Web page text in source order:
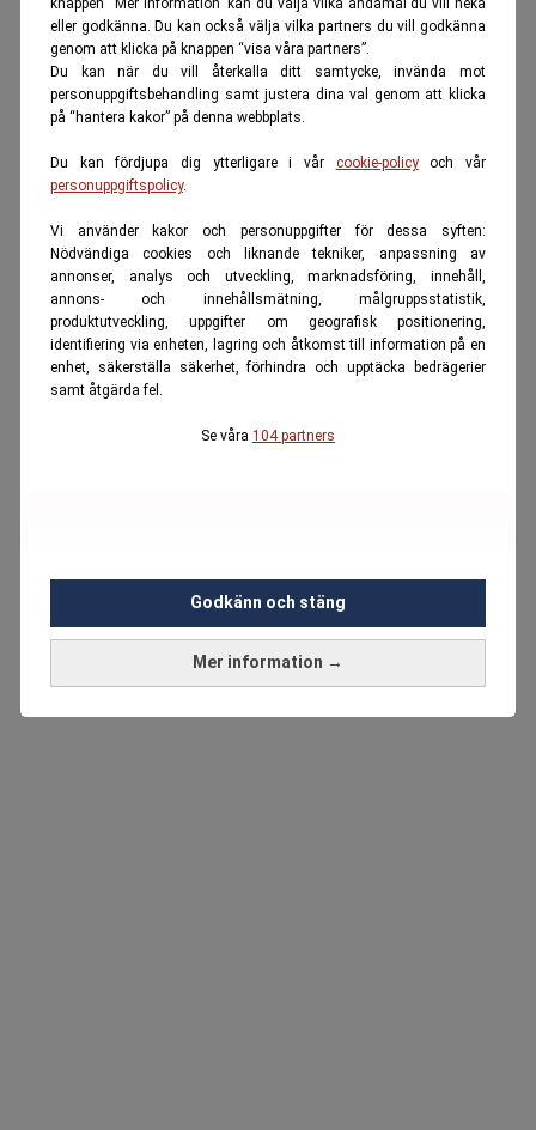
eller godkänna. Du kan också välja vilka partners du vill godkänna
genom att klicka på knappen “visa våra partners”.
Du kan när du vill återkalla ditt samtycke, invända mot
personuppgiftsbehandling samt justera dina val genom att klicka
på “hantera kakor” på denna webbplats.
Du kan fördjupa dig ytterligare i vår cookie-policyoch vår
personuppgiftspolicy.
Vi använder kakor och personuppgifter för dessa syften:
Nödvändiga cookies och liknande tekniker, anpassning av
annonser, analys och utveckling, marknadsföring, innehåll,
annons- och innehållsmätning, målgruppsstatistik,
produktutveckling, uppgifter om geografisk positionering,
identifiering via enheten, lagring och åtkomst till information på en
enhet, säkerställa säkerhet, förhindra och upptäcka bedrägerier
samt åtgärda fel.
Se våra 104 partners
Mer information →
Godkänn och stäng